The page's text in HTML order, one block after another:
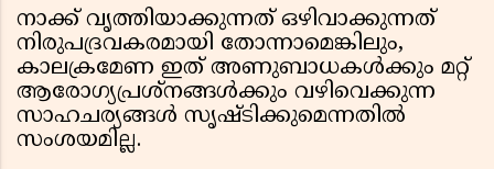
നാക്ക് വൃത്തിയാക്കുന്നത് ഒഴിവാക്കുന്നത്
നിരുപദ്രവകരമായി തോന്നാമെങ്കിലും,
കാലക്രമേണ ഇത് അണുബാധകൾക്കും മറ്റ്
ആരോഗ്യപ്രശ്നങ്ങൾക്കും വഴിവെക്കുന്ന
സാഹചര്യങ്ങൾ സൃഷ്ടിക്കുമെന്നതിൽ
സംശയമില്ല.